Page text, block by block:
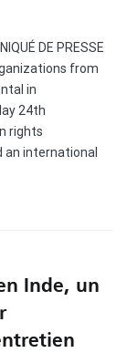
DE PRESSE
from
in
24th
rights
an international
Inde, un